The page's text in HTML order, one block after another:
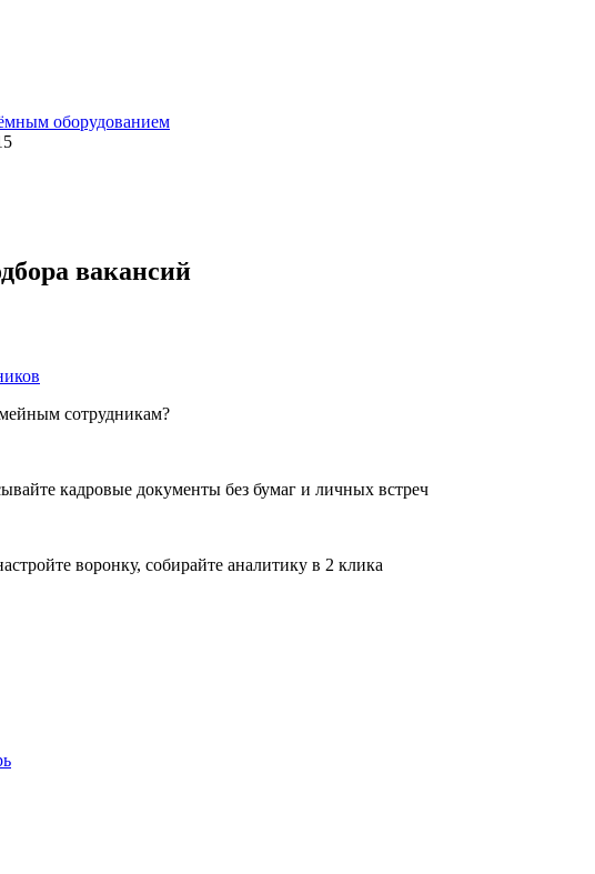
оборудованием
вакансий
сотрудникам?
кадровые документы без бумаг и личных встреч
воронку, собирайте аналитику в 2 клика